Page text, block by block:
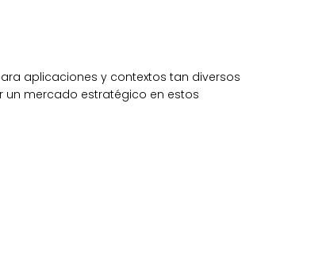
aplicaciones y contextos tan diversos
un mercado estratégico en estos